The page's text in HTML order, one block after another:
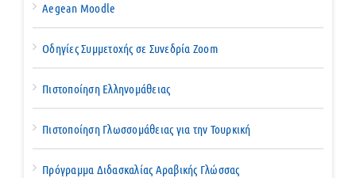
Aegean Moodle
Οδηγίες Συμμετοχής σε Συνεδρία Zoom
Πιστοποίηση Ελληνομάθειας
Πιστοποίηση Γλωσσομάθειας για την Τουρκική
Πρόγραμμα Διδασκαλίας Αραβικής Γλώσσας